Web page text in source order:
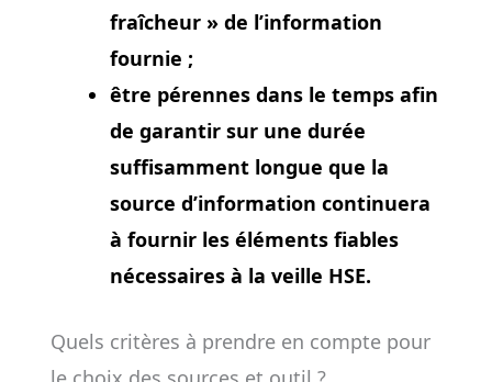
fraîcheur » de l’information
fournie ;
être pérennes dans le temps afin
de garantir sur une durée
suffisamment longue que la
source d’information continuera
à fournir les éléments fiables
nécessaires à la veille HSE.
Quels critères à prendre en compte pour